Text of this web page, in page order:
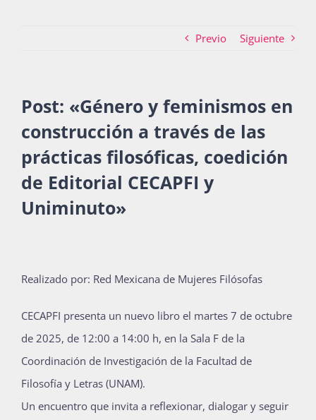
Recursos
Súmate
Bienvenida generación 2027-1
Previo Siguiente
Post: «Género y feminismos en
construcción a través de las
prácticas filosóficas, coedición
de Editorial CECAPFI y
Uniminuto»
Realizado por: Red Mexicana de Mujeres Filósofas
CECAPFI presenta un nuevo libro el martes 7 de octubre
de 2025, de 12:00 a 14:00 h, en la Sala F de la
Coordinación de Investigación de la Facultad de
Filosofía y Letras (UNAM).
Un encuentro que invita a reflexionar, dialogar y seguir